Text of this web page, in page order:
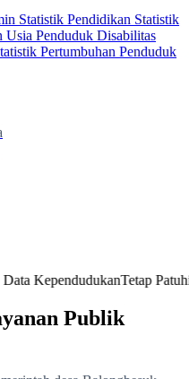
Statistik Pendidikan Statistik
Usia Penduduk Disabilitas
Pertumbuhan Penduduk
Tetap Patuhi
Publik